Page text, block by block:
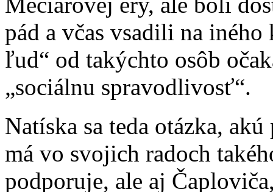
pád a včas vsadili na iného
ľud“ od takýchto osôb
„sociálnu spravodlivosť“.
Natíska sa teda otázka,
má vo svojich radoch
podporuje, ale aj